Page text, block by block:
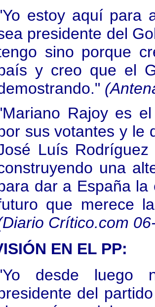
estoy aquí para
presidente del
sino porque
y creo que el
Rajoy es
sus votantes y le
Luís
una
dar a España
que merece
Crítico.com
EN EL PP:
desde luego
del